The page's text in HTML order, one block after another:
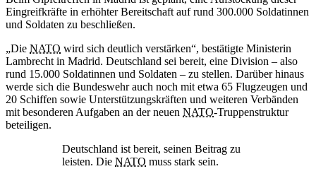
Eingreifkräfte in erhöhter Bereitschaft auf rund 300.000 Soldatinnen
und Soldaten zu beschließen.
„Die NATO wird sich deutlich verstärken“, bestätigte Ministerin
Lambrecht in Madrid. Deutschland sei bereit, eine Division – also
rund 15.000 Soldatinnen und Soldaten – zu stellen. Darüber hinaus
werde sich die Bundeswehr auch noch mit etwa 65 Flugzeugen und
20 Schiffen sowie Unterstützungskräften und weiteren Verbänden
mit besonderen Aufgaben an der neuen NATO-Truppenstruktur
beteiligen.
Deutschland ist bereit, seinen Beitrag zu
leisten. Die NATO muss stark sein.